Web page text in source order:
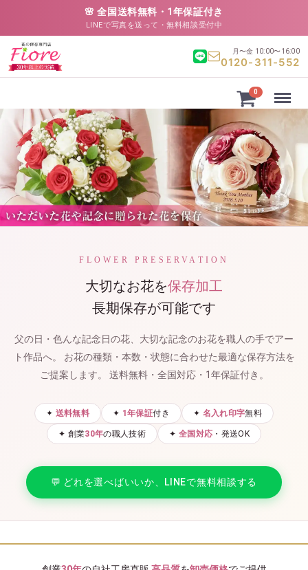
🌸 全国送料無料・1年保証付き
LINEで写真を送って・無料相談受付中
月〜金 10:00〜16:00
0120-311-552
0 Menu
FLOWER PRESERVATION
大切なお花を保存加工
長期保存が可能です
父の日・色んな記念日の花、大切な記念のお花を職人の手でアー
ト作品へ。
お花の種類・本数・状態に合わせた最適な保存方法を
ご提案します。
送料無料・全国対応・1年保証付き。
✦ 送料無料 ✦ 1年保証付き ✦ 名入れ印字無料
✦ 創業30年の職人技術 ✦ 全国対応 ・発送OK
💬 どれを選べばいいか、LINEで無料相談する